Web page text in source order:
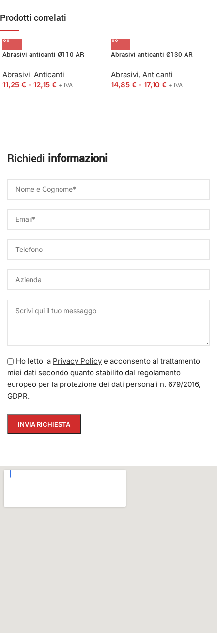
Prodotti correlati
Abrasivi anticanti Ø110 AR
Abrasivi, Anticanti
11,25 € - 12,15 € + IVA
Abrasivi anticanti Ø130 AR
Abrasivi, Anticanti
14,85 € - 17,10 € + IVA
Richiedi informazioni
Ho letto la Privacy Policy e acconsento al trattamento
miei dati secondo quanto stabilito dal regolamento
europeo per la protezione dei dati personali n. 679/2016,
GDPR.